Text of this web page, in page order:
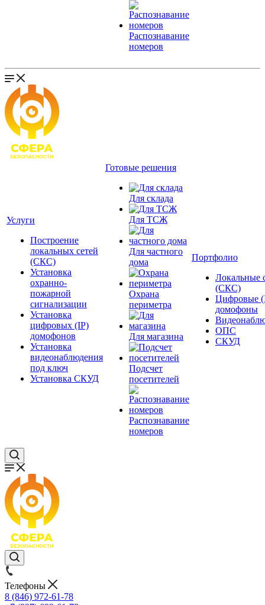
Распознавание
номеров
Услуги
Построение
локальных сетей
(СКС)
Установка
охранно-
пожарной
сигнализации
Установка
цифровых (IP)
домофонов
Установка
видеонаблюдения
под ключ
Установка СКУД
Готовые решения
Для склада
Для ТСЖ
Для частного
дома
Охрана
периметра
Для магазина
Подсчет
посетителей
Распознавание
номеров
Портфолио
Локальные
(СКС)
Цифровые
домофоны
ОПС
СКУД
Телефоны
8 (846) 972-61-78